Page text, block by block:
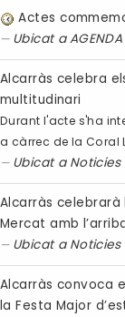
Actes
Ubicat aAGENDA
Alcarràs celebra
multitudinari
Durant l'acte s'ha
a càrrec de la Coral
Ubicat a Noticies
Alcarràs
Mercat amb
Ubicat a Noticies
Alcarràs convoca
la Festa Major